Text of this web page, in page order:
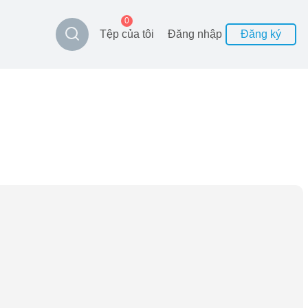
Tệp của tôi
0
Đăng nhập Đăng ký